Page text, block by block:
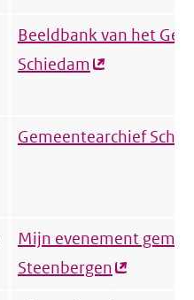
Beeldbank van het
Schiedam (externe
Gemeentearchief
Mijn evenement
Steenbergen(externe